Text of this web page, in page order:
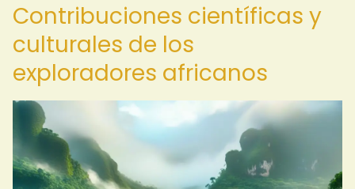
Contribuciones científicas y
culturales de los
exploradores africanos